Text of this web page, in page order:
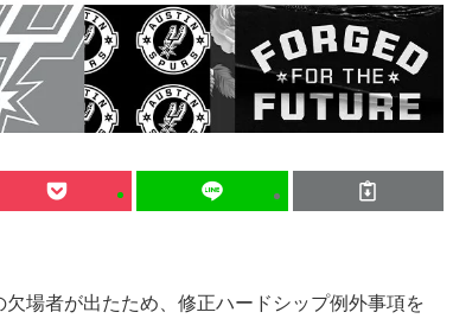
場者が出たため、修正ハードシップ例外事項を